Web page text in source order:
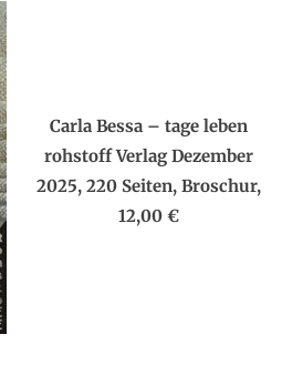
Carla Bessa – tage leben
rohstoff Verlag Dezember
2025, 220 Seiten, Broschur,
12,00 €